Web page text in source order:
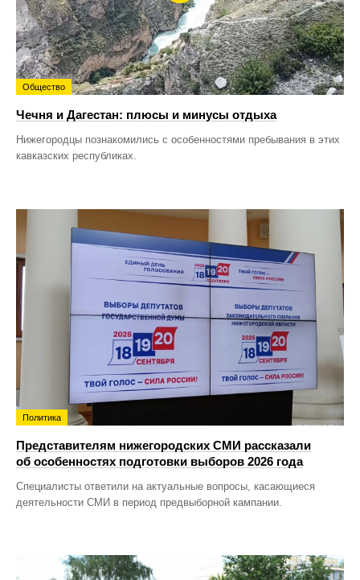
Общество
Чечня и Дагестан: плюсы и минусы отдыха
Нижегородцы познакомились с особенностями пребывания в этих
кавказских республиках.
Политика
Представителям нижегородских СМИ рассказали
об особенностях подготовки выборов 2026 года
Специалисты ответили на актуальные вопросы, касающиеся
деятельности СМИ в период предвыборной кампании.